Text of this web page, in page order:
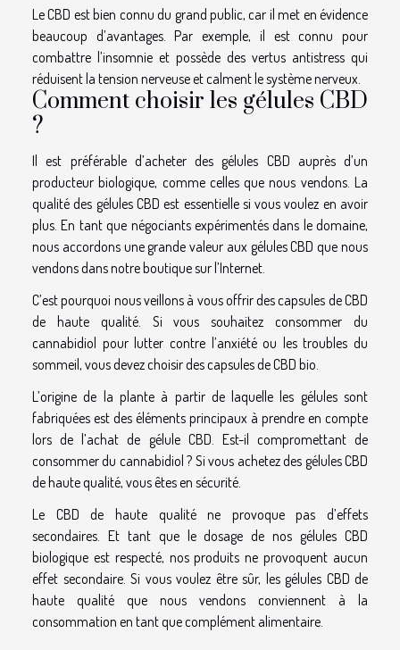
Le CBD est bien connu du grand public, car il met en évidence
beaucoup d’avantages. Par exemple, il est connu pour
combattre l’insomnie et possède des vertus antistress qui
réduisent la tension nerveuse et calment le système nerveux.
Comment choisir les gélules CBD
?
Il est préférable d’acheter des gélules CBD auprès d’un
producteur biologique, comme celles que nous vendons. La
qualité des gélules CBD est essentielle si vous voulez en avoir
plus. En tant que négociants expérimentés dans le domaine,
nous accordons une grande valeur aux gélules CBD que nous
vendons dans notre boutique sur l’Internet.
C’est pourquoi nous veillons à vous offrir des capsules de CBD
de haute qualité. Si vous souhaitez consommer du
cannabidiol pour lutter contre l’anxiété ou les troubles du
sommeil, vous devez choisir des capsules de CBD bio.
L’origine de la plante à partir de laquelle les gélules sont
fabriquées est des éléments principaux à prendre en compte
lors de l’achat de gélule CBD. Est-il compromettant de
consommer du cannabidiol ? Si vous achetez des gélules CBD
de haute qualité, vous êtes en sécurité.
Le CBD de haute qualité ne provoque pas d’effets
secondaires. Et tant que le dosage de nos gélules CBD
biologique est respecté, nos produits ne provoquent aucun
effet secondaire. Si vous voulez être sûr, les gélules CBD de
haute qualité que nous vendons conviennent à la
consommation en tant que complément alimentaire.